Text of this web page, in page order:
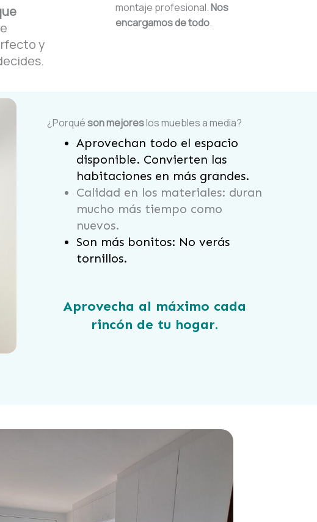
y
montaje profesional.Nos
encargamos de todo.
¿Porquéson mejoreslos muebles a media?
Aprovechan todo el espacio
disponible. Convierten las
habitaciones en más grandes.
Calidad en los materiales: duran
mucho más tiempo como
nuevos.
Son más bonitos: No verás
tornillos.
Aprovecha al máximo cada
rincón de tu hogar.